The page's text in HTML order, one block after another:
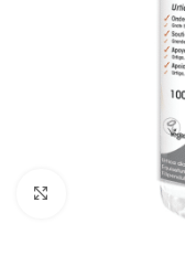
Click to enlarge